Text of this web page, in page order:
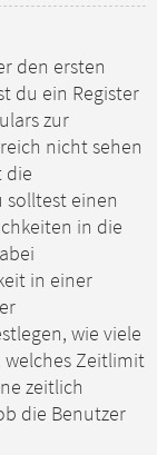
den ersten
du ein Register
zur
nicht sehen
die
solltest einen
in die
in einer
wie viele
welches Zeitlimit
zeitlich
die Benutzer